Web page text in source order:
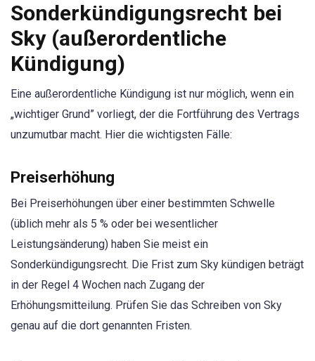
Sonderkündigungsrecht bei
Sky (außerordentliche
Kündigung)
Eine außerordentliche Kündigung ist nur möglich, wenn ein
„wichtiger Grund” vorliegt, der die Fortführung des Vertrags
unzumutbar macht. Hier die wichtigsten Fälle:
Preiserhöhung
Bei Preiserhöhungen über einer bestimmten Schwelle
(üblich mehr als 5 % oder bei wesentlicher
Leistungsänderung) haben Sie meist ein
Sonderkündigungsrecht. Die Frist zum Sky kündigen beträgt
in der Regel 4 Wochen nach Zugang der
Erhöhungsmitteilung. Prüfen Sie das Schreiben von Sky
genau auf die dort genannten Fristen.